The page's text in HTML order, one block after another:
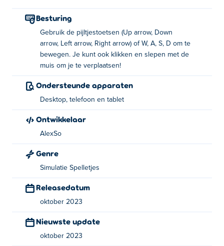
wildernis veranderen in een bloeiend dorp?
Hoe speel je Village Craft?
Beweging: gebruik de pijltjestoetsen, WASD of
klik en sleep met de muis om te bewegen!
Wie heeft Village Craft gemaakt?
wedstrijd Poki!
Je kunt Village Craft gratis spelen op Poki.
Kan ik Village Craft spelen op mobiele
apparaten en desktops?
Village Craft kan worden gespeeld op je computer en
mobiele apparaten zoals telefoons en tablets.
Besturing
Gebruik de pijltjestoetsen (Up arrow, Down
arrow, Left arrow, Right arrow) of W, A, S, D om te
bewegen. Je kunt ook klikken en slepen met de
muis om je te verplaatsen!
Ondersteunde apparaten
Desktop, telefoon en tablet
Ontwikkelaar
AlexSo
Genre
Simulatie Spelletjes
Releasedatum
oktober 2023
Nieuwste update
oktober 2023